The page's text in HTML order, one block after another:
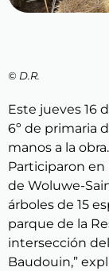
© D.R.
Este jueves 16
6º de primaria
manos a la
Participaron
de Woluwe-
árboles de 15
parque de la
intersección
Baudouin,”